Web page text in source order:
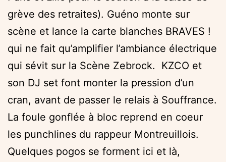
grève des retraites). Guéno monte sur
scène et lance la carte blanches BRAVES !
qui ne fait qu’amplifier l’ambiance électrique
qui sévit sur la Scène Zebrock. KZCO et
son DJ set font monter la pression d’un
cran, avant de passer le relais à Souffrance.
La foule gonflée à bloc reprend en coeur
les punchlines du rappeur Montreuillois.
Quelques pogos se forment ici et là,